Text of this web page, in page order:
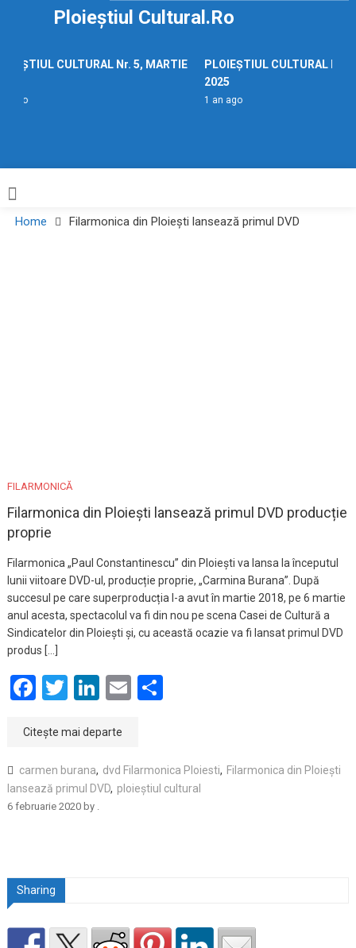
Ploieștiul Cultural.ro
CULTURAL Nr. 5, MARTIE
ago
PLOIEȘTIUL CULTURAL Nr.
2025
1 an ago
Home Filarmonica din Ploiești lansează primul DVD
FILARMONICĂ
Filarmonica din Ploiești lansează primul DVD producție
proprie
Filarmonica „Paul Constantinescu” din Ploiești va lansa la începutul
lunii viitoare DVD-ul, producție proprie, „Carmina Burana”. După
succesul pe care superproducția l-a avut în martie 2018, pe 6 martie
anul acesta, spectacolul va fi din nou pe scena Casei de Cultură a
Sindicatelor din Ploiești și, cu această ocazie va fi lansat primul DVD
produs […]
Facebook
Twitter
LinkedIn
EmailPartajează
Citește mai departe
carmen burana, dvd Filarmonica Ploiesti, Filarmonica din Ploiești
lansează primul DVD, ploieștiul cultural
6 februarie 2020by .
Sharing